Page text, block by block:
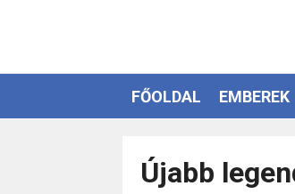
FŐOLDAL EMBEREK
Újabb